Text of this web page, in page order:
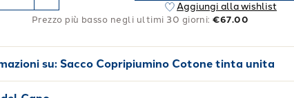
Aggiungi alla wishlist
Prezzo più basso negli ultimi 30 giorni: €67.00
su: Sacco Copripiumino Cotone tinta unita